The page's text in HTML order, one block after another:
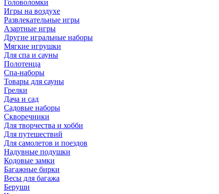
Головоломки
Игры на воздухе
Развлекательные игры
Азартные игры
Другие игральные наборы
Мягкие игрушки
Для спа и сауны
Полотенца
Спа-наборы
Товары для сауны
Грелки
Дача и сад
Садовые наборы
Скворечники
Для творчества и хобби
Для путешествий
Для самолетов и поездов
Надувные подушки
Кодовые замки
Багажные бирки
Весы для багажа
Беруши